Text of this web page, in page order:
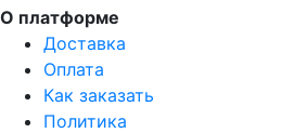
О платформе
Доставка
Оплата
Как заказать
Политика